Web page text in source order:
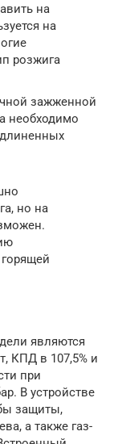
на
на
розжига
зажженной
необходимо
но на
являются
КПД в 107,5% и
при
В устройстве
защиты,
а также газ-